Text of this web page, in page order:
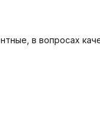
в вопросах